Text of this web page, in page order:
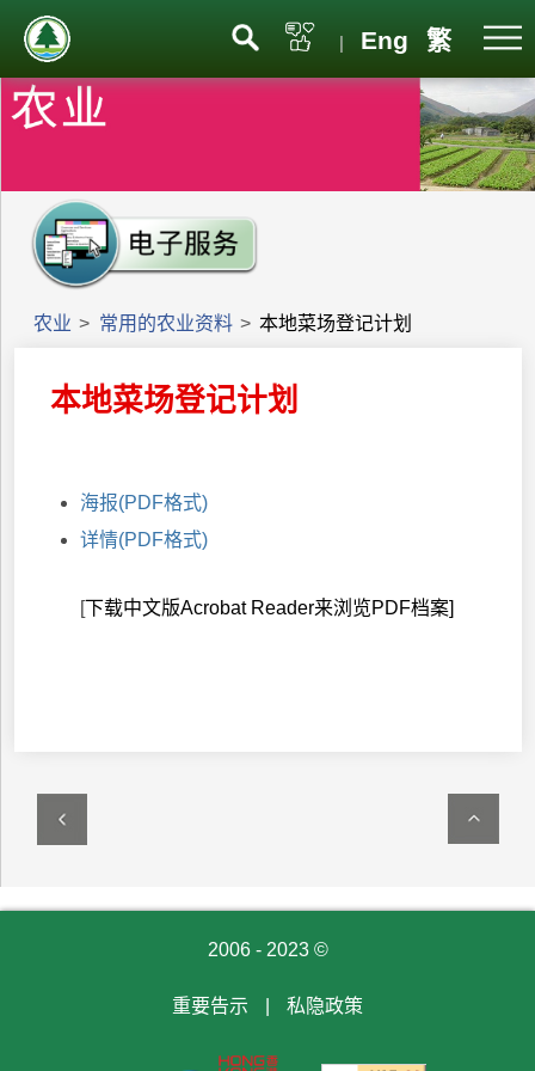
| Eng 繁
农业 > 常用的农业资料 > 本地菜场登记计划
本地菜场登记计划
海报(PDF格式)
详情(PDF格式)
[下载中文版Acrobat Reader来浏览PDF档案]
2006 - 2023 ©
重要告示 私隐政策